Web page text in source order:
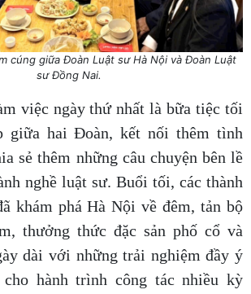
cúng giữa Đoàn Luật sư Hà Nội và Đoàn Luật
sư Đồng Nai.
việc ngày thứ nhất là bữa tiệc tối
giữa hai Đoàn, kết nối thêm tình
sẻ thêm những câu chuyện bên lề
nghề luật sư. Buổi tối, các thành
khám phá Hà Nội về đêm, tản bộ
thưởng thức đặc sản phố cổ và
dài với những trải nghiệm đầy ý
hành trình công tác nhiều kỳ